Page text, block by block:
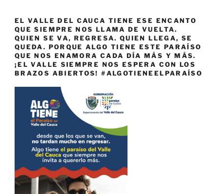
EL VALLE DEL CAUCA TIENE ESE ENCANTO
QUE SIEMPRE NOS LLAMA DE VUELTA.
QUIEN SE VA, REGRESA. QUIEN LLEGA, SE
QUEDA. PORQUE ALGO TIENE ESTE PARAÍSO
QUE NOS ENAMORA CADA DÍA MÁS Y MÁS.
¡EL VALLE SIEMPRE NOS ESPERA CON LOS
BRAZOS ABIERTOS! #ALGOTIENEELPARAÍSO